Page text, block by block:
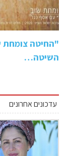
"החיטה צומחת
השיטה…
עדכונים אחרונים